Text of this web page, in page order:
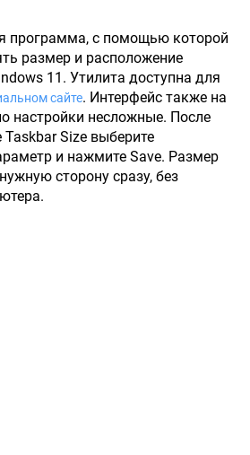
программа, с помощью которой
размер и расположение
11. Утилита доступна для
сайте. Интерфейс также на
настройки несложные. После
Taskbar Size выберите
и нажмите Save. Размер
сторону сразу, без